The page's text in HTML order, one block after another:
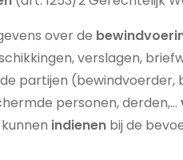
over de
verslagen,
partijen (bewindvoerder,
personen, derden,…
kunnen indienen bij de